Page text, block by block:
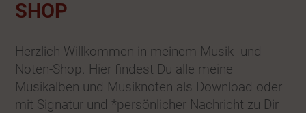
SHOP
Herzlich Willkommen in meinem Musik- und
Noten-Shop. Hier findest Du alle meine
Musikalben und Musiknoten als Download oder
mit Signatur und *persönlicher Nachricht zu Dir